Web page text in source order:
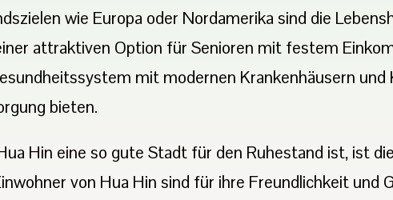
wie Europa oder Nordamerika sind die
attraktiven Option für Senioren mit festem
mit modernen Krankenhäusern und
bieten.
Hin eine so gute Stadt für den Ruhestand ist, ist
von Hua Hin sind für ihre Freundlichkeit und